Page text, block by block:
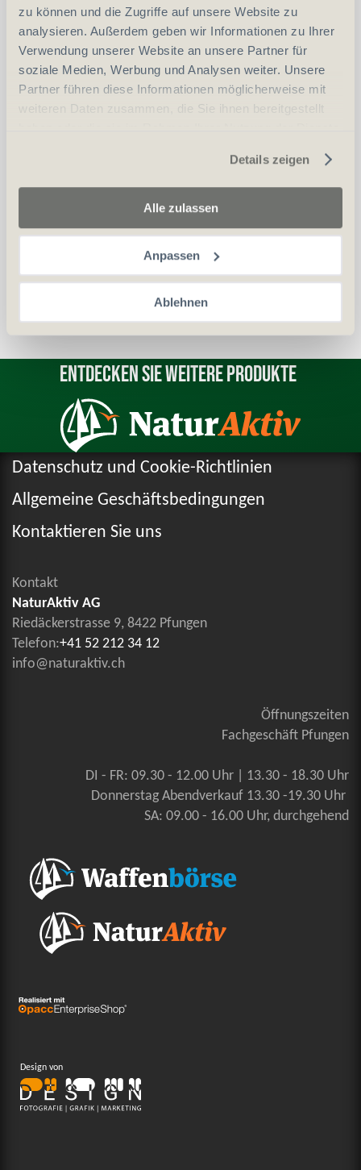
zu können und die Zugriffe auf unsere Website zu
analysieren. Außerdem geben wir Informationen zu Ihrer
Verwendung unserer Website an unsere Partner für
soziale Medien, Werbung und Analysen weiter. Unsere
Partner führen diese Informationen möglicherweise mit
weiteren Daten zusammen, die Sie ihnen bereitgestellt
Details zeigen
Alle zulassen
Anpassen
Ablehnen
vergleichen
Anzahl Stück -
In den Warenkorb
Waffenerwerbschein (WES)
Entdecken Sie weitere Produkte
Datenschutz und Cookie-Richtlinien
Allgemeine Geschäftsbedingungen
Kontaktieren Sie uns
Kontakt
NaturAktiv AG
Riedäckerstrasse 9, 8422 Pfungen
Telefon:+41 52 212 34 12
info@naturaktiv.ch
Öffnungszeiten
Fachgeschäft Pfungen
DI - FR: 09.30 - 12.00 Uhr | 13.30 - 18.30 Uhr
Donnerstag Abendverkauf 13.30 -19.30 Uhr
SA: 09.00 - 16.00 Uhr, durchgehend
Design von